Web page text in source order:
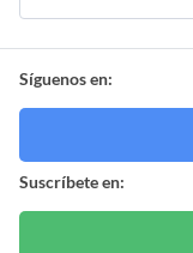
Síguenos en:
Suscríbete en: